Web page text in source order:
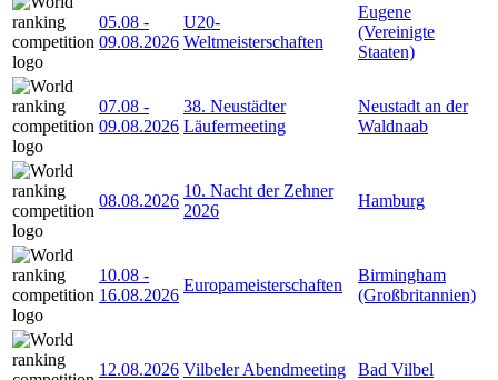
05.08 -
09.08.2026
U20-
Weltmeisterschaften
Eugene
(Vereinigte
Staaten)
07.08 -
09.08.2026
38. Neustädter
Läufermeeting
Neustadt an der
Waldnaab
08.08.2026
10. Nacht der Zehner
2026
Hamburg
10.08 -
16.08.2026
Europameisterschaften
Birmingham
(Großbritannien)
12.08.2026 Vilbeler Abendmeeting Bad Vilbel